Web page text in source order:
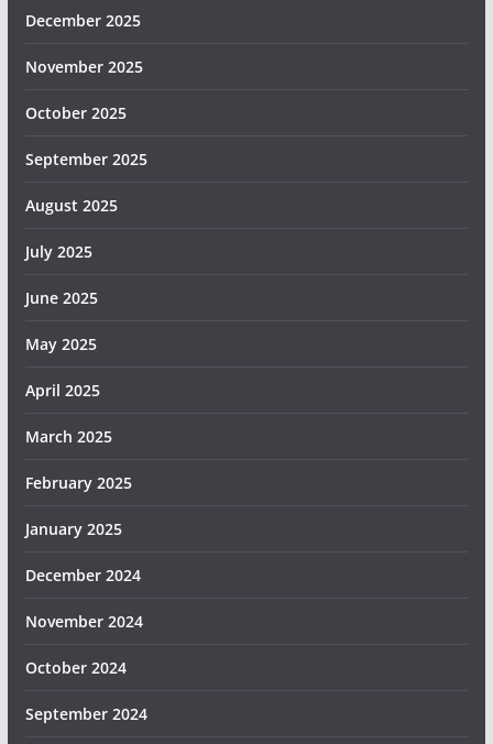
December 2025
November 2025
October 2025
September 2025
August 2025
July 2025
June 2025
May 2025
April 2025
March 2025
February 2025
January 2025
December 2024
November 2024
October 2024
September 2024